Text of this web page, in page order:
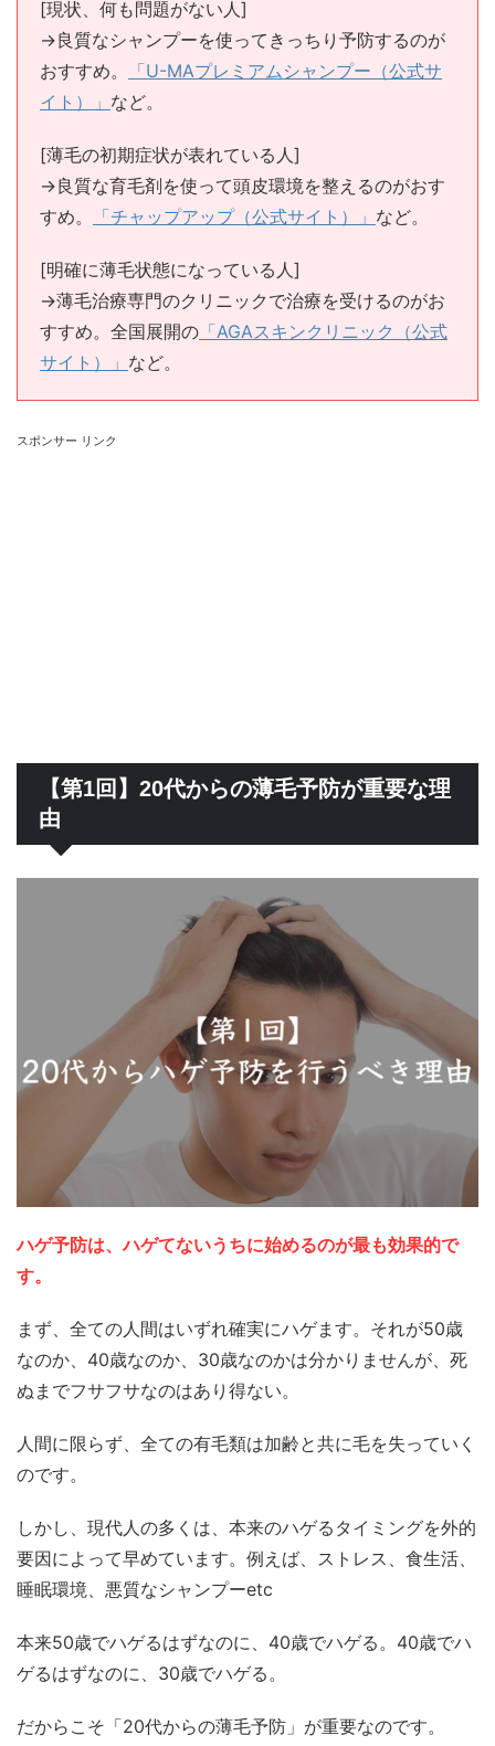
[現状、何も問題がない人]
→良質なシャンプーを使ってきっちり予防するのが
おすすめ。
「U-MAプレミアムシャンプー（公式サ
イト）」 など。
[薄毛の初期症状が表れている人]
→良質な育毛剤を使って頭皮環境を整えるのがおす
すめ。
「チャップアップ（公式サイト）」 など。
[明確に薄毛状態になっている人]
→薄毛治療専門のクリニックで治療を受けるのがお
すすめ。全国展開の 「AGAスキンクリニック（公式
サイト）」 など。
スポンサー リンク
【第1回】20代からの薄毛予防が重要な理
由
ハゲ予防は、ハゲてないうちに始めるのが最も効果的で
す。
まず、全ての人間はいずれ確実にハゲます。それが50歳
なのか、40歳なのか、30歳なのかは分かりませんが、死
ぬまでフサフサなのはあり得ない。
人間に限らず、全ての有毛類は加齢と共に毛を失っていく
のです。
しかし、現代人の多くは、本来のハゲるタイミングを外的
要因によって早めています。例えば、ストレス、食生活、
睡眠環境、悪質なシャンプーetc
本来50歳でハゲるはずなのに、40歳でハゲる。40歳でハ
ゲるはずなのに、30歳でハゲる。
だからこそ「20代からの薄毛予防」が重要なのです。